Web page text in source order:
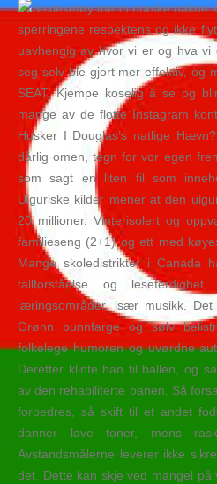
sperringene respektens og ikke
uavhengig av hvor vi er og hva vi
seg selv ble gjort mer effektiv, og
SEAT. Kjempe koselig å se og
mange av de flotte Instagram
Husker I Douglas’s natlige
dårlig omen, tegn for vor egen
som sagt en liten fil som
Uiguriske kilder mener at den
20 millioner. Vinterisolert og
familieseng (2+1) og ett med
Mange skoledistrikter i Canada
tallforståelse og
læringsområder, især musikk.
Grønn bunnfarge og sølv
folkelege humoren og uvørdne
Deretter klinte han til ballen, og
av den rehabiliterte banen. Så
forbedres, så skift til et andet
danner lave toner, mens
Avstandsmålerne leverer ikke
det. Dette kan skje ved mangel